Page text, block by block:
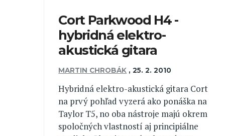
Cort Parkwood H4 -
hybridná elektro-
akustická gitara
MARTIN CHROBÁK ,25. 2. 2010
Hybridná elektro-akustická gitara Cort
na prvý pohľad vyzerá ako ponáška na
Taylor T5, no oba nástroje majú okrem
spoločných vlastností aj principiálne